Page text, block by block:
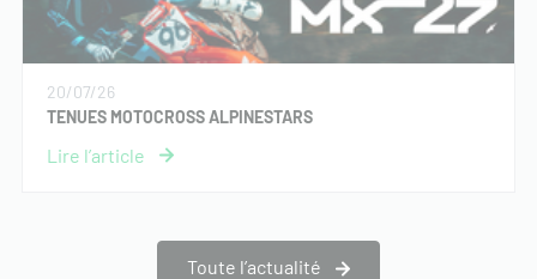
20/07/26
TENUES MOTOCROSS ALPINESTARS
Toute l’actualité